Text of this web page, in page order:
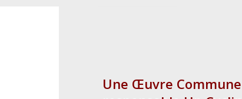
Une Œuvre